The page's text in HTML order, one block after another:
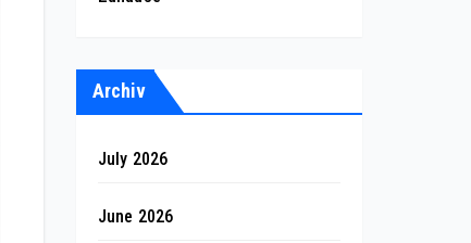
Archiv
July 2026
June 2026